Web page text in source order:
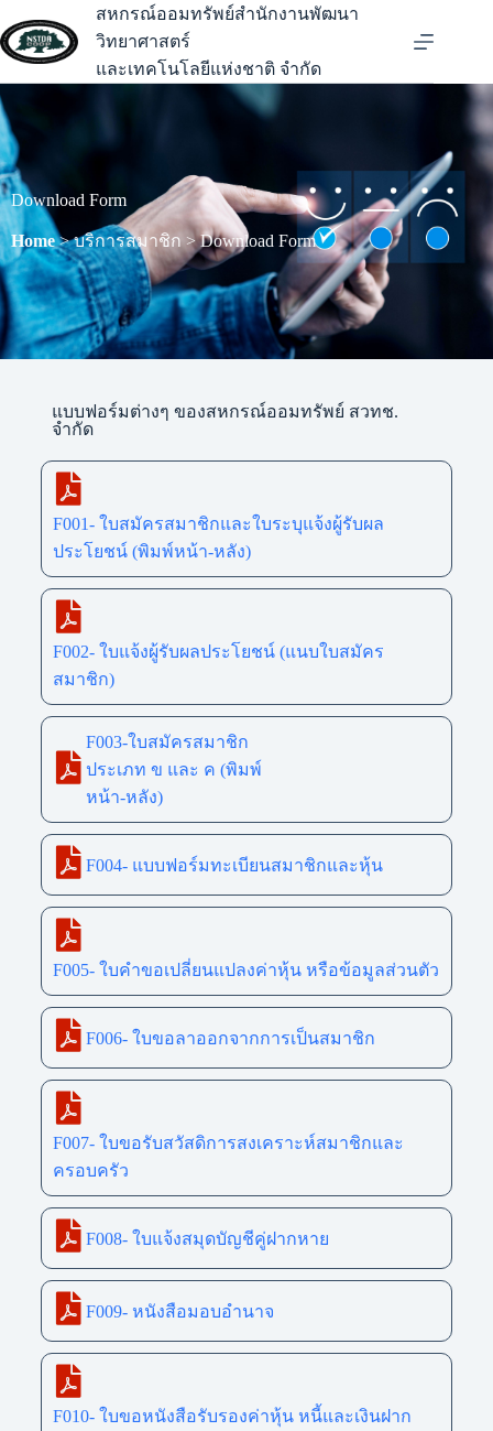
สหกรณ์ออมทรัพย์สำนักงานพัฒนา
วิทยาศาสตร์
และเทคโนโลยีแห่งชาติ จำกัด
Download Form
Home> บริการสมาชิก > Download Form
แบบฟอร์มต่างๆ ของสหกรณ์ออมทรัพย์ สวทช.
จำกัด
F001- ใบสมัครสมาชิกและใบระบุแจ้งผู้รับผล
ประโยชน์ (พิมพ์หน้า-หลัง)
F002- ใบแจ้งผู้รับผลประโยชน์ (แนบใบสมัคร
สมาชิก)
F003-ใบสมัครสมาชิก
ประเภท ข และ ค (พิมพ์
หน้า-หลัง)
F004- แบบฟอร์มทะเบียนสมาชิกและหุ้น
F005- ใบคำขอเปลี่ยนแปลงค่าหุ้น หรือข้อมูลส่วนตัว
F006- ใบขอลาออกจากการเป็นสมาชิก
F007- ใบขอรับสวัสดิการสงเคราะห์สมาชิกและ
ครอบครัว
F008- ใบแจ้งสมุดบัญชีคู่ฝากหาย
F009- หนังสือมอบอำนาจ
F010- ใบขอหนังสือรับรองค่าหุ้น หนี้และเงินฝาก